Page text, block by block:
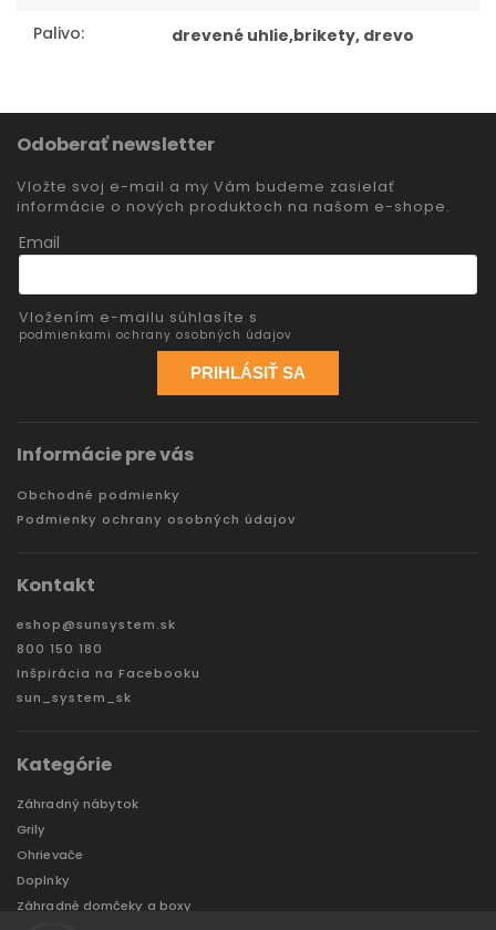
Palivo: drevené uhlie,brikety, drevo
Odoberať newsletter
Vložte svoj e-mail a my Vám budeme zasielať
informácie o nových produktoch na našom e-shope.
Email
Vložením e-mailu súhlasíte s
podmienkami ochrany osobných údajov
PRIHLÁSIŤ SA
Informácie pre vás
Obchodné podmienky
Podmienky ochrany osobných údajov
Kontakt
eshop@sunsystem.sk
800 150 180
Inšpirácia na Facebooku
sun_system_sk
Kategórie
Záhradný nábytok
Grily
Ohrievače
Doplnky
Záhradné domčeky a boxy